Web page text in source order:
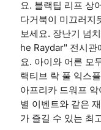
요. 블랙팁 리프 상
다거북이 미끄러지
보세요. 장난기 넘
he Raydar" 전시관
요. 아이와 어른 모
랙티브 락 풀 익스
아프리카 드워프
별 이벤트와 같은
가 즐길 수 있는 최